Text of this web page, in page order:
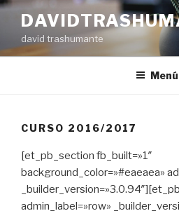
Ir
contenido
david trashumante
Menú
CURSO 2016/2017
[et_pb_section fb_built=»1″
background_color=»#eaeaea»
admin_label=»row»